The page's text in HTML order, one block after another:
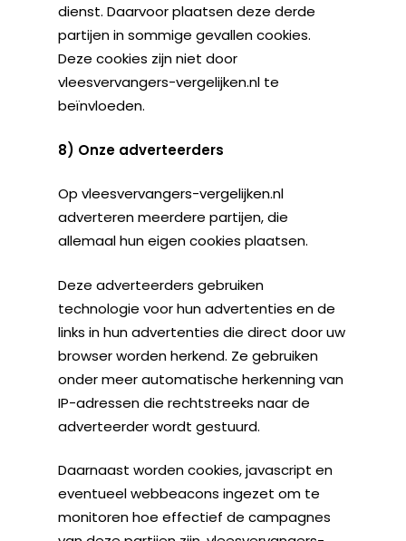
dienst. Daarvoor plaatsen deze derde
partijen in sommige gevallen cookies.
Deze cookies zijn niet door
vleesvervangers-vergelijken.nl te
beïnvloeden.
8) Onze adverteerders
Op vleesvervangers-vergelijken.nl
adverteren meerdere partijen, die
allemaal hun eigen cookies plaatsen.
Deze adverteerders gebruiken
technologie voor hun advertenties en de
links in hun advertenties die direct door uw
browser worden herkend. Ze gebruiken
onder meer automatische herkenning van
IP-adressen die rechtstreeks naar de
adverteerder wordt gestuurd.
Daarnaast worden cookies, javascript en
eventueel webbeacons ingezet om te
monitoren hoe effectief de campagnes